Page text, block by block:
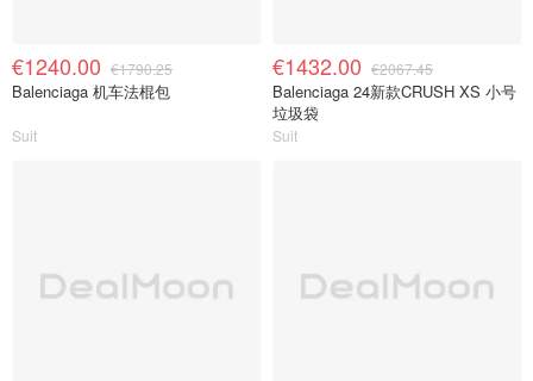
€1240.00 €1790.25
Balenciaga 机车法棍包
Suit
€1432.00 €2067.45
Balenciaga 24新款CRUSH XS 小号
垃圾袋
Suit